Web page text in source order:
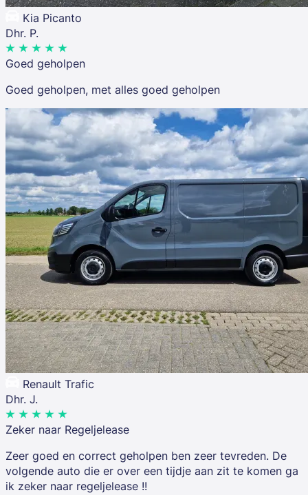
Kia Picanto
Dhr. P.
Goed geholpen
Goed geholpen, met alles goed geholpen
Renault Trafic
Dhr. J.
Zeker naar Regeljelease
Zeer goed en correct geholpen ben zeer tevreden. De
volgende auto die er over een tijdje aan zit te komen ga
ik zeker naar regeljelease !!